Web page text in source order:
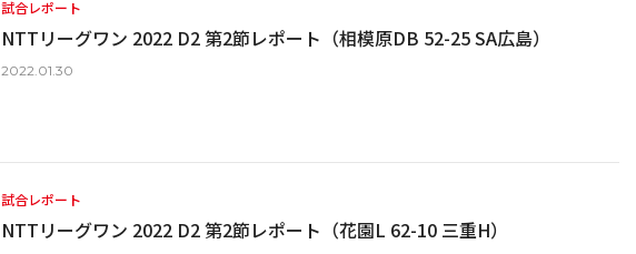
試合レポート
NTTリーグワン 2022 D2 第2節レポート（相模原DB 52-25 SA広島）
2022.01.30
試合レポート
NTTリーグワン 2022 D2 第2節レポート（花園L 62-10 三重H）